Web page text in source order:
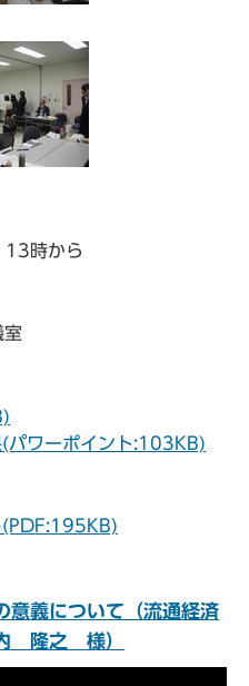
時から
パワーポイント:103KB)
(PDF:195KB)
意義について（流通経済
隆之 様）